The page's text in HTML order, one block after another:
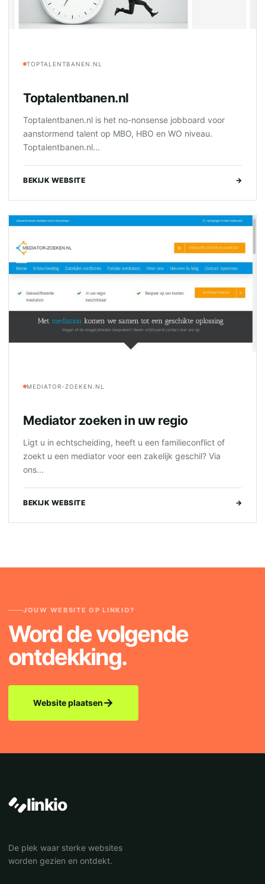
TOPTALENTBANEN.NL
Toptalentbanen.nl
Toptalentbanen.nl is het no-nonsense jobboard voor
aanstormend talent op MBO, HBO en WO niveau.
Toptalentbanen.nl...
BEKIJK WEBSITE →
MEDIATOR-ZOEKEN.NL
Mediator zoeken in uw regio
Ligt u in echtscheiding, heeft u een familieconflict of
zoekt u een mediator voor een zakelijk geschil? Via
ons...
BEKIJK WEBSITE →
JOUW WEBSITE OP LINKIO?
Word de volgende
ontdekking.
Website plaatsen→
linkio
De plek waar sterke websites
worden gezien en ontdekt.